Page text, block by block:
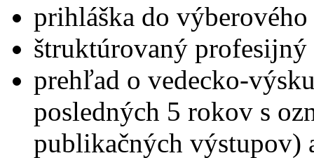
prihláška do
štruktúrovaný
prehľad o vedecko-
posledných 5 rokov s
publikačných výstupov)